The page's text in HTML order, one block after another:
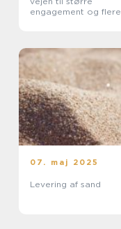
engagement og flere
07. maj 2025
Levering af sand